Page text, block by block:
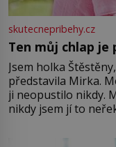
skutecnepribehy.cz
Ten můj chlap je
Jsem holka
představila Mirka.
ji neopustilo nikdy.
nikdy jsem jí to
Jsme spolu moc